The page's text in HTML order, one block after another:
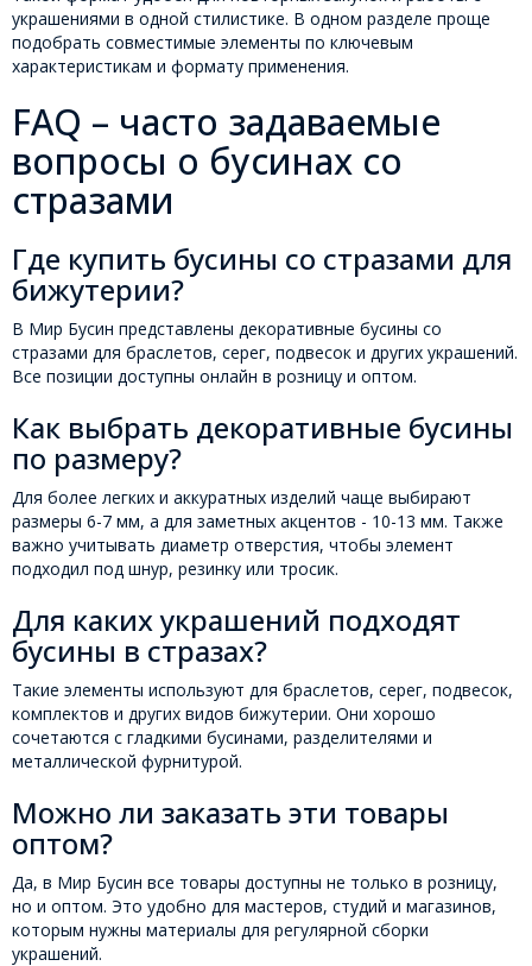
украшениями в одной стилистике. В одном разделе проще
подобрать совместимые элементы по ключевым
характеристикам и формату применения.
FAQ – часто задаваемые
вопросы о бусинах со
стразами
Где купить бусины со стразами для
бижутерии?
В Мир Бусин представлены декоративные бусины со
стразами для браслетов, серег, подвесок и других украшений.
Все позиции доступны онлайн в розницу и оптом.
Как выбрать декоративные бусины
по размеру?
Для более легких и аккуратных изделий чаще выбирают
размеры 6-7 мм, а для заметных акцентов - 10-13 мм. Также
важно учитывать диаметр отверстия, чтобы элемент
подходил под шнур, резинку или тросик.
Для каких украшений подходят
бусины в стразах?
Такие элементы используют для браслетов, серег, подвесок,
комплектов и других видов бижутерии. Они хорошо
сочетаются с гладкими бусинами, разделителями и
металлической фурнитурой.
Можно ли заказать эти товары
оптом?
Да, в Мир Бусин все товары доступны не только в розницу,
но и оптом. Это удобно для мастеров, студий и магазинов,
которым нужны материалы для регулярной сборки
украшений.